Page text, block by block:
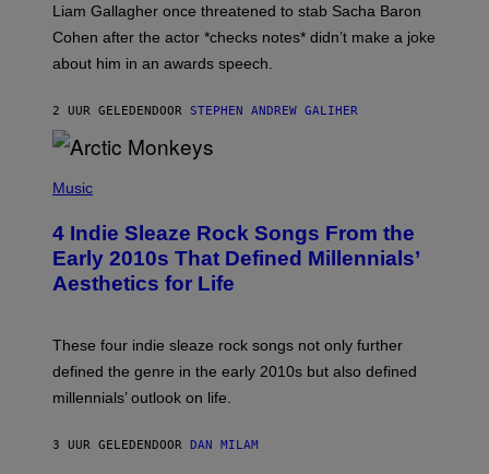
S
I
P
N
/
W
R
E
M
G
E
/
T
Y
I
G
Liam Gallagher once threatened to stab Sacha Baron
Cohen after the actor *checks notes* didn’t make a joke
about him in an awards speech.
2 UUR GELEDEN DOOR STEPHEN ANDREW GALIHER
H
O
B
Y
F
M
A
I
C
Music
4 Indie Sleaze Rock Songs From the
Early 2010s That Defined Millennials’
Aesthetics for Life
These four indie sleaze rock songs not only further
defined the genre in the early 2010s but also defined
millennials’ outlook on life.
3 UUR GELEDEN DOOR DAN MILAM